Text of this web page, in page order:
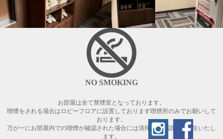
NO SMOKING
お部屋は全て禁煙室となっております。
喫煙をされる場合はロビーフロアに設置しております喫煙所のみでお願いして
おります。
万が一にお部屋内での喫煙が確認された場合には清掃費のご請求が発生いたし
ます。